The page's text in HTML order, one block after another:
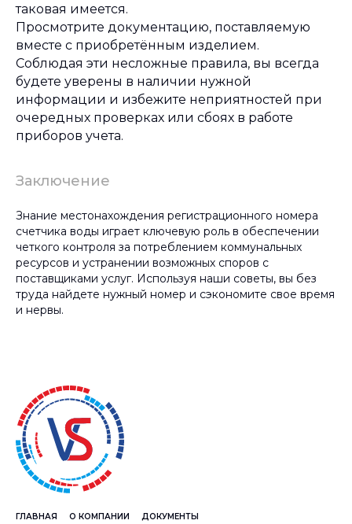
таковая имеется.
Просмотрите документацию, поставляемую
вместе с приобретённым изделием.
Соблюдая эти несложные правила, вы всегда
будете уверены в наличии нужной
информации и избежите неприятностей при
очередных проверках или сбоях в работе
приборов учета.
Заключение
Знание местонахождения регистрационного номера
счетчика воды играет ключевую роль в обеспечении
четкого контроля за потреблением коммунальных
ресурсов и устранении возможных споров с
поставщиками услуг. Используя наши советы, вы без
труда найдете нужный номер и сэкономите свое время
и нервы.
ГЛАВНАЯ О КОМПАНИИ ДОКУМЕНТЫ